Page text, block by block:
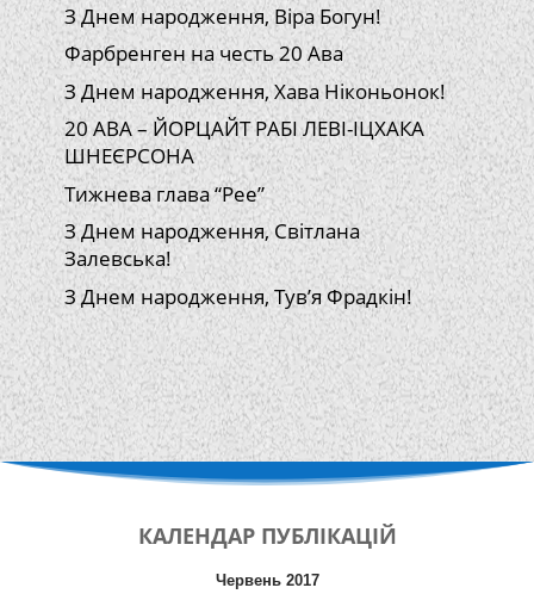
З Днем народження, Віра Богун!
Фарбренген на честь 20 Ава
З Днем народження, Хава Ніконьонок!
20 АВА – ЙОРЦАЙТ РАБІ ЛЕВІ-ІЦХАКА
ШНЕЄРСОНА
Тижнева глава “Рее”
З Днем народження, Світлана
Залевська!
З Днем народження, Тув’я Фрадкін!
КАЛЕНДАР ПУБЛІКАЦІЙ
Червень 2017